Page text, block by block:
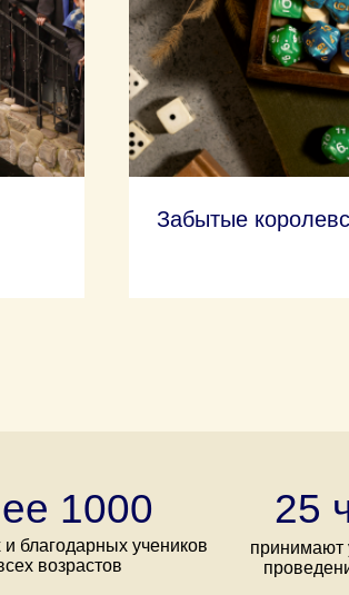
Забытые
1000 25
благодарных учеников
возрастов
принимают